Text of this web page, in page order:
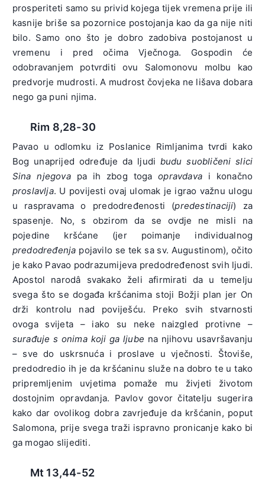
prosperiteti samo su privid kojega tijek vremena prije ili
kasnije briše sa pozornice postojanja kao da ga nije niti
bilo. Samo ono što je dobro zadobiva postojanost u
vremenu i pred očima Vječnoga. Gospodin će
odobravanjem potvrditi ovu Salomonovu molbu kao
predvorje mudrosti. A mudrost čovjeka ne lišava dobara
nego ga puni njima.
Rim 8,28-30
Pavao u odlomku iz Poslanice Rimljanima tvrdi kako
Bog unaprijed određuje da ljudi budu suobličeni slici
Sina njegovapa ih zbog togaopravdava i konačno
proslavlja. U povijesti ovaj ulomak je igrao važnu ulogu
u raspravama o predodređenosti (predestinaciji) za
spasenje. No, s obzirom da se ovdje ne misli na
pojedine kršćane (jer poimanje individualnog
predodređenja pojavilo se tek sa sv. Augustinom), očito
je kako Pavao podrazumijeva predodređenost svih ljudi.
Apostol narodâ svakako želi afirmirati da u temelju
svega što se događa kršćanima stoji Božji plan jer On
drži kontrolu nad poviješću. Preko svih stvarnosti
ovoga svijeta – iako su neke naizgled protivne –
surađuje s onima koji ga ljube na njihovu usavršavanju
– sve do uskrsnuća i proslave u vječnosti. Štoviše,
predodredio ih je da kršćaninu služe na dobro te u tako
pripremljenim uvjetima pomaže mu živjeti životom
dostojnim opravdanja. Pavlov govor čitatelju sugerira
kako dar ovolikog dobra zavrjeđuje da kršćanin, poput
Salomona, prije svega traži ispravno pronicanje kako bi
ga mogao slijediti.
Mt 13,44-52